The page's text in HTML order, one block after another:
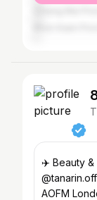
✈️ Beauty &
AOFM